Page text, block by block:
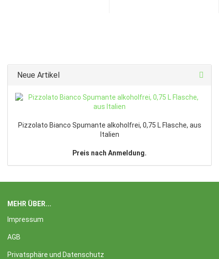
Neue Artikel
Pizzolato Bianco Spumante alkoholfrei, 0,75 L Flasche, aus
Italien
Preis nach Anmeldung.
MEHR ÜBER...
Impressum
AGB
Privatsphäre und Datenschutz